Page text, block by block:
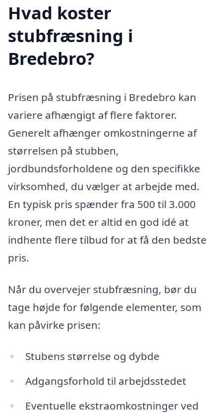
Hvad koster
stubfræsning i
Bredebro?
Prisen på stubfræsning i Bredebro kan
variere afhængigt af flere faktorer.
Generelt afhænger omkostningerne af
størrelsen på stubben,
jordbundsforholdene og den specifikke
virksomhed, du vælger at arbejde med.
En typisk pris spænder fra 500 til 3.000
kroner, men det er altid en god idé at
indhente flere tilbud for at få den bedste
pris.
Når du overvejer stubfræsning, bør du
tage højde for følgende elementer, som
kan påvirke prisen:
Stubens størrelse og dybde
Adgangsforhold til arbejdsstedet
Eventuelle ekstraomkostninger ved